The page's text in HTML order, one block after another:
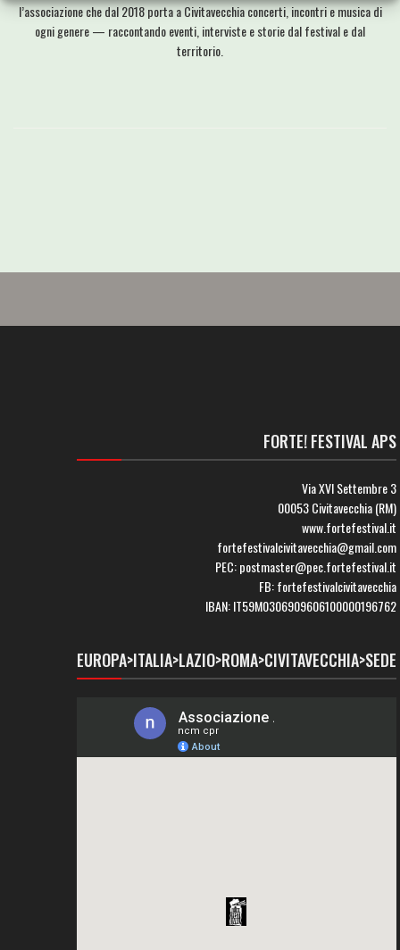
l’associazione che dal 2018 porta a Civitavecchia concerti, incontri e musica di
ogni genere — raccontando eventi, interviste e storie dal festival e dal
territorio.
FORTE! FESTIVAL APS
Via XVI Settembre 3
00053 Civitavecchia (RM)
www.fortefestival.it
fortefestivalcivitavecchia@gmail.com
PEC: postmaster@pec.fortefestival.it
FB: fortefestivalcivitavecchia
IBAN: IT59M0306909606100000196762
EUROPA>ITALIA>LAZIO>ROMA>CIVITAVECCHIA>SEDE